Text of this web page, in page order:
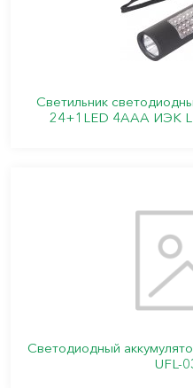
Светильник
24+1LED 4AAA ИЭК
Светодиодный
UFL-